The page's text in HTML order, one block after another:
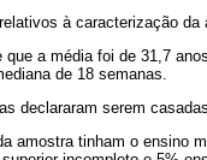
à caracterização da
a média foi de 31,7
de 18 semanas.
declararam serem
amostra tinham o ensino